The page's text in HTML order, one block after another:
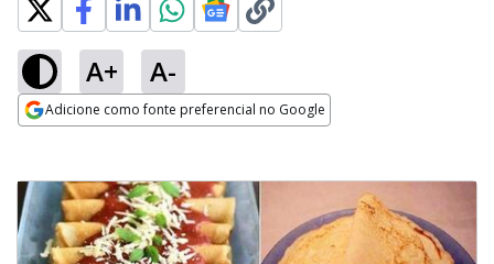
A+ A-
Adicione como fonte preferencial no Google